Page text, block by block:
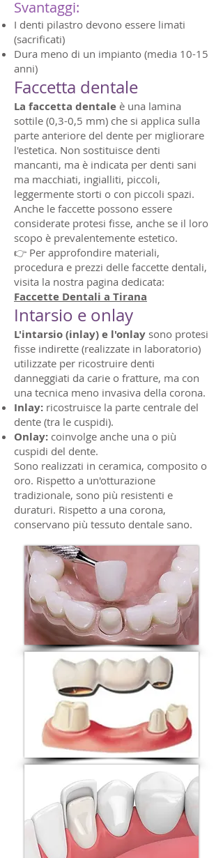
Svantaggi:
I denti pilastro devono essere limati
(sacrificati)
Dura meno di un impianto (media 10-15
anni)
Faccetta dentale
La faccetta dentale è una lamina
sottile (0,3-0,5 mm) che si applica sulla
parte anteriore del dente per migliorare
l'estetica. Non sostituisce denti
mancanti, ma è indicata per denti sani
ma macchiati, ingialliti, piccoli,
leggermente storti o con piccoli spazi.
Anche le faccette possono essere
considerate protesi fisse, anche se il loro
scopo è prevalentemente estetico.
👉 Per approfondire materiali,
procedura e prezzi delle faccette dentali,
visita la nostra pagina dedicata:
Faccette Dentali a Tirana
Intarsio e onlay
L'intarsio (inlay) e l'onlay sono protesi
fisse indirette (realizzate in laboratorio)
utilizzate per ricostruire denti
danneggiati da carie o fratture, ma con
una tecnica meno invasiva della corona.
Inlay: ricostruisce la parte centrale del
dente (tra le cuspidi).
Onlay: coinvolge anche una o più
cuspidi del dente.
Sono realizzati in ceramica, composito o
oro. Rispetto a un'otturazione
tradizionale, sono più resistenti e
duraturi. Rispetto a una corona,
conservano più tessuto dentale sano.